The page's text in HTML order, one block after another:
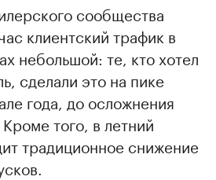
сообщества
клиентский трафик в
небольшой: те, кто хотел
сделали это на пике
года, до осложнения
того, в летний
традиционное снижение